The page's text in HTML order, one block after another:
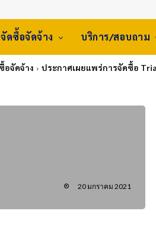
จัดซื้อจัดจ้าง บริการ/สอบถาม
อจัดจ้าง ประกาศเผยแพร่การจัดซื้อ
20 มกราคม 2021